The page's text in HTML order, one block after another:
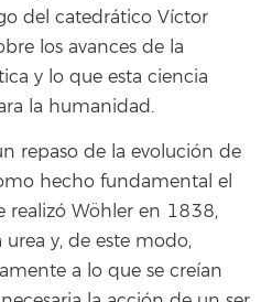
del catedrático Víctor
los avances de la
y lo que esta ciencia
la humanidad.
repaso de la evolución de
hecho fundamental el
realizó Wöhler en 1838,
y, de este modo,
a lo que se creían